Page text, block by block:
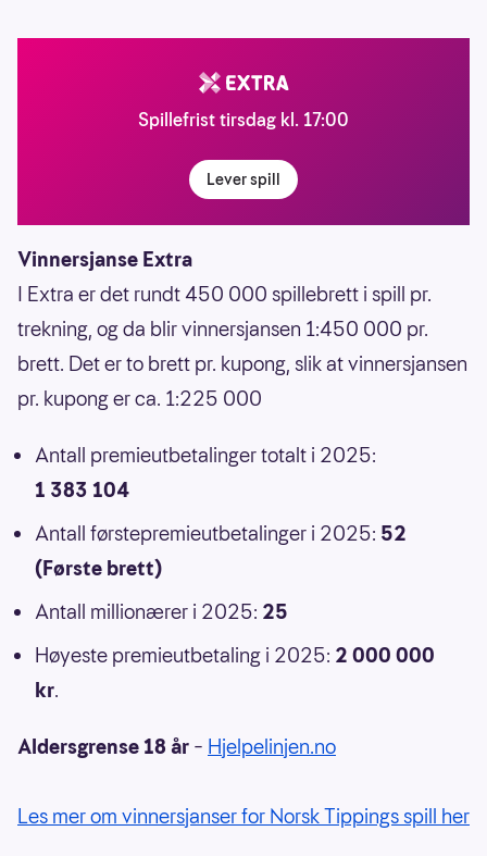
Spillefrist tirsdag kl. 17:00
Lever spill
Vinnersjanse Extra
I Extra er det rundt 450 000 spillebrett i spill pr.
trekning, og da blir vinnersjansen 1:450 000 pr.
brett. Det er to brett pr. kupong, slik at vinnersjansen
pr. kupong er ca. 1:225 000
Antall premieutbetalinger totalt i 2025:
1 383 104
Antall førstepremieutbetalinger i 2025: 52
(Første brett)
Antall millionærer i 2025: 25
Høyeste premieutbetaling i 2025: 2 000 000
kr.
Aldersgrense 18 år – Hjelpelinjen.no
Les mer om vinnersjanser for Norsk Tippings spill her